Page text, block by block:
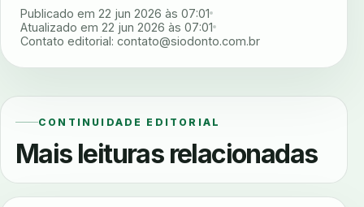
Publicado em 22 jun 2026 às 07:01
Atualizado em 22 jun 2026 às 07:01
Contato editorial: contato@siodonto.com.br
CONTINUIDADE EDITORIAL
Mais leituras relacionadas